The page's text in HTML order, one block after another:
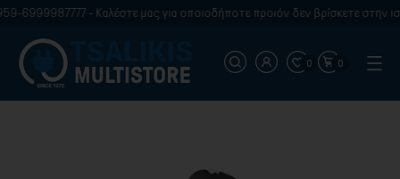
6999987777 - Καλέστε μας για οποιοδήποτε προιόν δεν βρίσκετε στην
0 0